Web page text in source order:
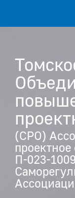
(СРО)
П-023-